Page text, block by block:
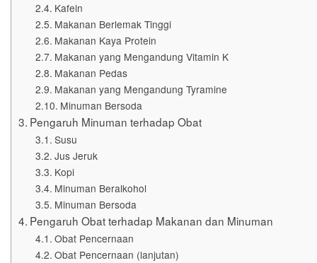
Kafein
Makanan Berlemak Tinggi
Makanan Kaya Protein
Makanan yang Mengandung Vitamin K
Makanan Pedas
Makanan yang Mengandung Tyramine
Minuman Bersoda
Pengaruh Minuman terhadap Obat
Susu
Jus Jeruk
Kopi
Minuman Beralkohol
Minuman Bersoda
Pengaruh Obat terhadap Makanan dan Minuman
Obat Pencernaan
Obat Pencernaan (lanjutan)